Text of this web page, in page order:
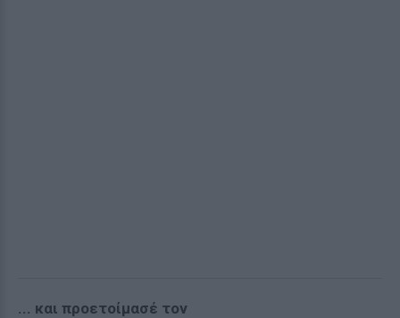
... και προετοίμασέ τον